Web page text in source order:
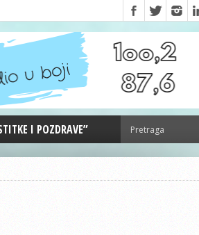
I POZDRAVE”